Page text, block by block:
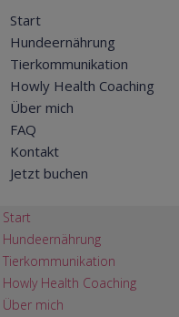
Start
Hundeernährung
Tierkommunikation
Howly Health Coaching
Über mich
FAQ
Kontakt
Jetzt buchen
Start
Hundeernährung
Tierkommunikation
Howly Health Coaching
Über mich